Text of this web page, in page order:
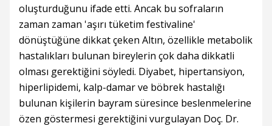
oluşturduğunu ifade etti. Ancak bu sofraların
zaman zaman 'aşırı tüketim festivaline'
dönüştüğüne dikkat çeken Altın, özellikle metabolik
hastalıkları bulunan bireylerin çok daha dikkatli
olması gerektiğini söyledi. Diyabet, hipertansiyon,
hiperlipidemi, kalp-damar ve böbrek hastalığı
bulunan kişilerin bayram süresince beslenmelerine
özen göstermesi gerektiğini vurgulayan Doç. Dr.